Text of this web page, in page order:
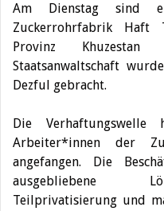
Am Dienstag sind
Zuckerrohrfabrik Haft
Provinz Khuzestan
Staatsanwaltschaft
Dezful gebracht.
Die
Arbeiter*innen der
angefangen. Die
ausgebliebene
Teilprivatisierung und